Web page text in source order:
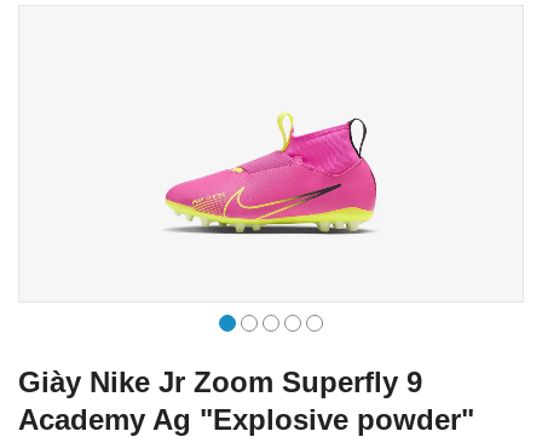
Giày Nike Jr Zoom Superfly 9
Academy Ag "Explosive powder"